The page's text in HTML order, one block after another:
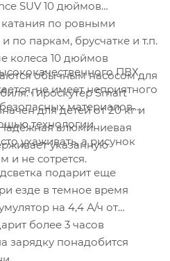
SUV 10 дюймов
по ровными
по паркам, брусчатке и т.п.
колеса 10 дюймов
обычным насосом для
Гироскутер Smart
для детей от 20 кг и
Надежная алюминиевая
указанную
ПВХ.
не имеет неприятного
материалов.
технологии
ухаживать, а рисунок
и не сотрется.
подарит еще
езде в темное время
на 4,4 А/ч от
более 3 часов
зарядку понадобится